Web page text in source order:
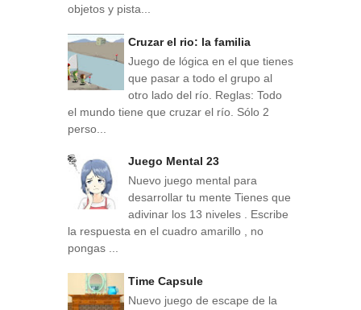
objetos y pista...
Cruzar el rio: la familia
Juego de lógica en el que tienes
que pasar a todo el grupo al
otro lado del río. Reglas: Todo
el mundo tiene que cruzar el río. Sólo 2
perso...
Juego Mental 23
Nuevo juego mental para
desarrollar tu mente Tienes que
adivinar los 13 niveles . Escribe
la respuesta en el cuadro amarillo , no
pongas ...
Time Capsule
Nuevo juego de escape de la